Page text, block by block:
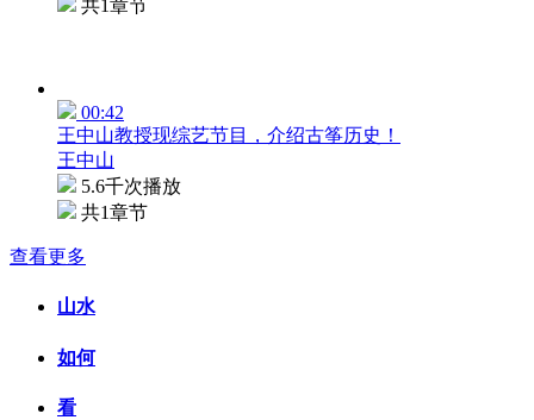
共1章节
00:42
王中山教授现综艺节目，介绍古筝历史！
王中山
5.6千次播放
共1章节
查看更多
山水
如何
看